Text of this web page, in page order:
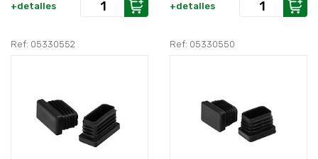
+detalles +detalles
Ref: 05330552 Ref: 05330550